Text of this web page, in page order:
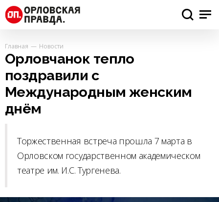
Главная Новости
Орловчанок тепло
поздравили с
Международным женским
днём
Торжественная встреча прошла 7 марта в
Орловском государственном академическом
театре им. И.С. Тургенева.